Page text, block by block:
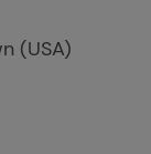
(USA)